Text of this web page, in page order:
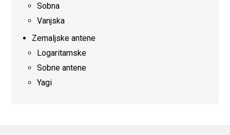
Sobna
Vanjska
Zemaljske antene
Logaritamske
Sobne antene
Yagi